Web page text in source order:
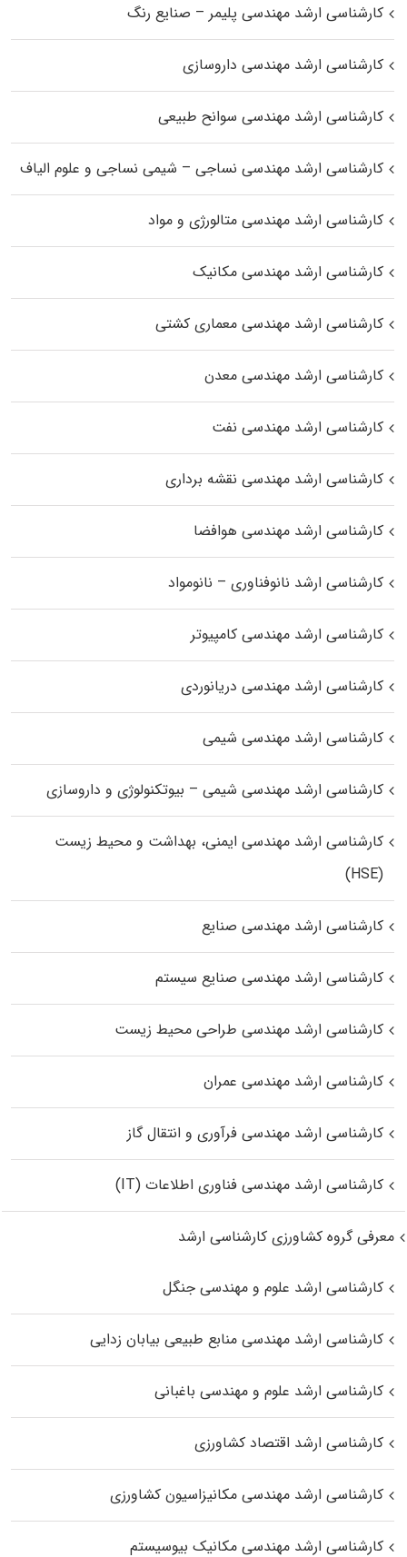
کارشناسی ارشد مهندسی پلیمر – صنایع رنگ
کارشناسی ارشد مهندسی داروسازی
کارشناسی ارشد مهندسی سوانح طبیعی
کارشناسی ارشد مهندسی نساجی – شیمی نساجی و علوم الیاف
کارشناسی ارشد مهندسی متالورژی و مواد
کارشناسی ارشد مهندسی مکانیک
کارشناسی ارشد مهندسی معماری کشتی
کارشناسی ارشد مهندسی معدن
کارشناسی ارشد مهندسی نفت
کارشناسی ارشد مهندسی نقشه برداری
کارشناسی ارشد مهندسی هوافضا
کارشناسی ارشد نانوفناوری – نانومواد
کارشناسی ارشد مهندسی کامپیوتر
کارشناسی ارشد مهندسی دریانوردی
کارشناسی ارشد مهندسی شیمی
کارشناسی ارشد مهندسی شیمی – بیوتکنولوژی و داروسازی
کارشناسی ارشد مهندسی ایمنی، بهداشت و محیط زیست
(HSE)
کارشناسی ارشد مهندسی صنایع
کارشناسی ارشد مهندسی صنایع سیستم
کارشناسی ارشد مهندسی طراحی محیط زیست
کارشناسی ارشد مهندسی عمران
کارشناسی ارشد مهندسی فرآوری و انتقال گاز
کارشناسی ارشد مهندسی فناوری اطلاعات (IT)
معرفی گروه کشاورزی کارشناسی ارشد
کارشناسی ارشد علوم و مهندسی جنگل
کارشناسی ارشد مهندسی منابع طبیعی بیابان زدایی
کارشناسی ارشد علوم و مهندسی باغبانی
کارشناسی ارشد اقتصاد کشاورزی
کارشناسی ارشد مهندسی مکانیزاسیون کشاورزی
کارشناسی ارشد مهندسی مکانیک بیوسیستم